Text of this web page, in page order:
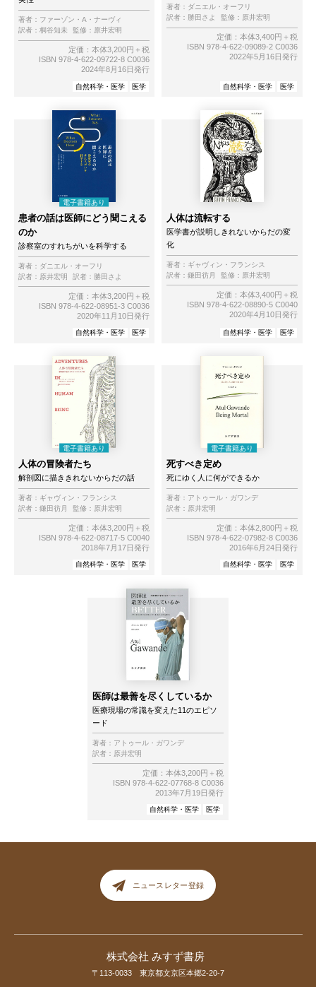
著者： ファーゾン・A・ナーヴィ
訳者： 桐谷知未 監修： 原井宏明
定価：本体3,200円＋税
ISBN 978-4-622-09722-8 C0036
2024年8月16日発行
自然科学・医学 医学
著者： ダニエル・オーフリ
訳者： 勝田さよ 監修： 原井宏明
定価：本体3,400円＋税
ISBN 978-4-622-09089-2 C0036
2022年5月16日発行
自然科学・医学 医学
患者の話は医師にどう聞こえる
のか
診察室のすれちがいを科学する
著者： ダニエル・オーフリ
訳者： 原井宏明 訳者： 勝田さよ
定価：本体3,200円＋税
ISBN 978-4-622-08951-3 C0036
2020年11月10日発行
自然科学・医学 医学
人体は流転する
医学書が説明しきれないからだの変
化
著者： ギャヴィン・フランシス
訳者： 鎌田彷月 監修： 原井宏明
定価：本体3,400円＋税
ISBN 978-4-622-08890-5 C0040
2020年4月10日発行
自然科学・医学 医学
人体の冒険者たち
解剖図に描ききれないからだの話
著者： ギャヴィン・フランシス
訳者： 鎌田彷月 監修： 原井宏明
定価：本体3,200円＋税
ISBN 978-4-622-08717-5 C0040
2018年7月17日発行
自然科学・医学 医学
死すべき定め
死にゆく人に何ができるか
著者： アトゥール・ガワンデ
訳者： 原井宏明
定価：本体2,800円＋税
ISBN 978-4-622-07982-8 C0036
2016年6月24日発行
自然科学・医学 医学
医師は最善を尽くしているか
医療現場の常識を変えた11のエピソ
ード
著者： アトゥール・ガワンデ
訳者： 原井宏明
定価：本体3,200円＋税
ISBN 978-4-622-07768-8 C0036
2013年7月19日発行
自然科学・医学 医学
ニュースレター登録
株式会社 みすず書房
〒113-0033 東京都文京区本郷2-20-7